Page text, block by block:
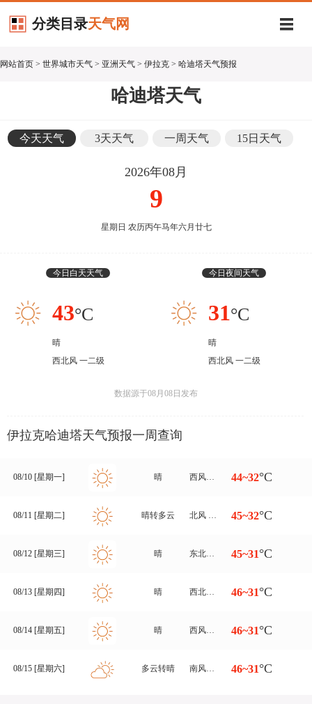
分类目录天气网
网站首页 > 世界城市天气 > 亚洲天气 > 伊拉克 > 哈迪塔天气预报
哈迪塔天气
今天天气 3天天气 一周天气 15日天气
2026年08月
9
星期日 农历丙午马年六月廿七
今日白天天气
43°C
晴
西北风 一二级
今日夜间天气
31°C
晴
西北风 一二级
数据源于08月08日发布
伊拉克哈迪塔天气预报一周查询
08/10 [星期一] 晴 西风转北风 一二级 44~32°C
08/11 [星期二] 晴转多云 北风 一二级 45~32°C
08/12 [星期三] 晴 东北风转北风 一二级 45~31°C
08/13 [星期四] 晴 西北风 一二级 46~31°C
08/14 [星期五] 晴 西风转北风 一二级 46~31°C
08/15 [星期六] 多云转晴 南风转西北风 一二级 46~31°C